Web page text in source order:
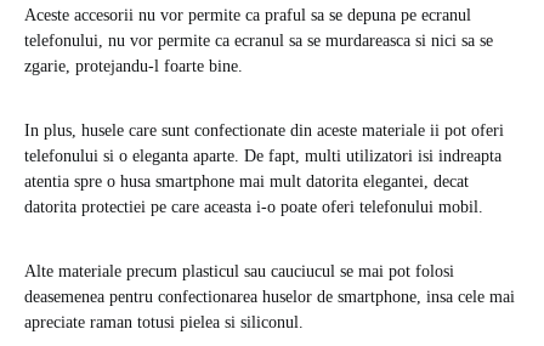
Aceste accesorii nu vor permite ca praful sa se depuna pe ecranul
telefonului, nu vor permite ca ecranul sa se murdareasca si nici sa se
zgarie, protejandu-l foarte bine.
In plus, husele care sunt confectionate din aceste materiale ii pot oferi
telefonului si o eleganta aparte. De fapt, multi utilizatori isi indreapta
atentia spre o husa smartphone mai mult datorita elegantei, decat
datorita protectiei pe care aceasta i-o poate oferi telefonului mobil.
Alte materiale precum plasticul sau cauciucul se mai pot folosi
deasemenea pentru confectionarea huselor de smartphone, insa cele mai
apreciate raman totusi pielea si siliconul.